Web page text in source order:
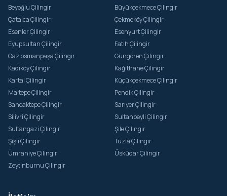
Beyoğlu Çilingir
Büyükçekmece Çilingir
Çatalca Çilingir
Çekmeköy Çilingir
Esenler Çilingir
Esenyurt Çilingir
Eyüpsultan Çilingir
Fatih Çilingir
Gaziosmanpaşa Çilingir
Güngören Çilingir
Kadıköy Çilingir
Kağıthane Çilingir
Kartal Çilingir
Küçükçekmece Çilingir
Maltepe Çilingir
Pendik Çilingir
Sancaktepe Çilingir
Sarıyer Çilingir
Silivri Çilingir
Sultanbeyli Çilingir
Sultangazi Çilingir
Şile Çilingir
Şişli Çilingir
Tuzla Çilingir
Ümraniye Çilingir
Üsküdar Çilingir
Zeytinburnu Çilingir